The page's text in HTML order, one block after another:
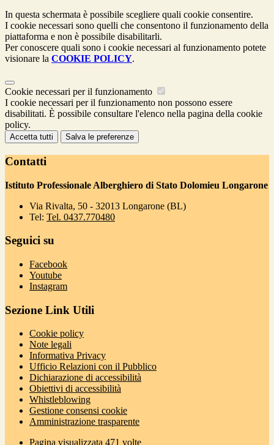
In questa schermata è possibile scegliere quali cookie consentire.
I cookie necessari sono quelli che consentono il funzionamento della
piattaforma e non è possibile disabilitarli.
Per conoscere quali sono i cookie necessari al funzionamento potete
visionare la COOKIE POLICY.
Cookie necessari per il funzionamento
I cookie necessari per il funzionamento non possono essere
disabilitati. È possibile consultare l'elenco nella pagina della cookie
policy.
Accetta tutti Salva le preferenze
Contatti
Istituto Professionale Alberghiero di Stato Dolomieu Longarone
Via Rivalta, 50 - 32013 Longarone (BL)
Tel: Tel. 0437.770480
Seguici su
Facebook
Youtube
Instagram
Sezione Link Utili
Cookie policy
Note legali
Informativa Privacy
Ufficio Relazioni con il Pubblico
Dichiarazione di accessibilità
Obiettivi di accessibilità
Whistleblowing
Gestione consensi cookie
Amministrazione trasparente
Pagina visualizzata 471 volte